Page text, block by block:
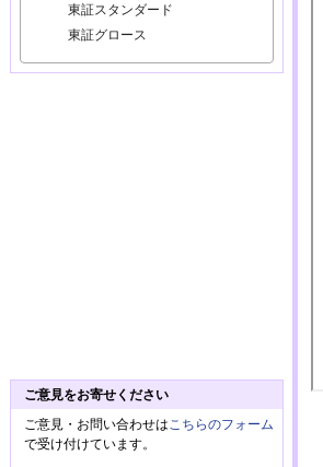
東証スタンダード
東証グロース
ご意見をお寄せください
ご意見・お問い合わせは こちらのフォーム
で受け付けています。